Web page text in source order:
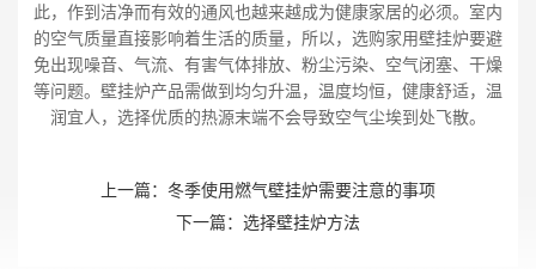
此，作到洁净而有效的通风也越来越成为健康家居的必须。室内
的空气质量直接影响着生活的质量，所以，选购家用壁挂炉要避
免出现噪音、气流、有害气体排放、粉尘污染、空气闭塞、干燥
等问题。壁挂炉产品需做到均匀升温，温度均恒，健康舒适，温
润宜人，选择优质的热源末端不会导致空气尘埃到处飞散。
上一篇： 冬季使用燃气壁挂炉需要注意的事项
下一篇： 选择壁挂炉方法